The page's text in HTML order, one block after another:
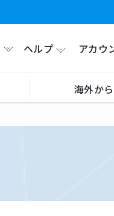
ヘルプ アカウ
海外か